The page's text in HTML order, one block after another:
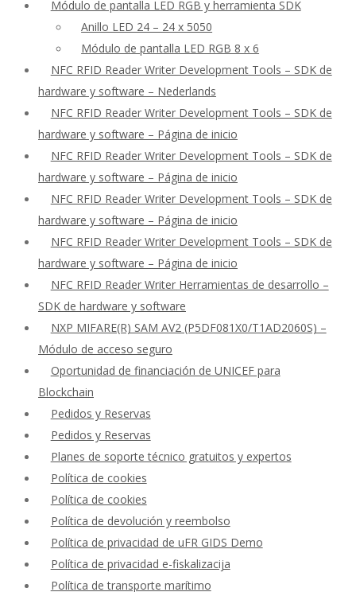
Módulo de pantalla LED RGB y herramienta SDK
Anillo LED 24 – 24 x 5050
Módulo de pantalla LED RGB 8 x 6
NFC RFID Reader Writer Development Tools – SDK de
hardware y software – Nederlands
NFC RFID Reader Writer Development Tools – SDK de
hardware y software – Página de inicio
NFC RFID Reader Writer Development Tools – SDK de
hardware y software – Página de inicio
NFC RFID Reader Writer Development Tools – SDK de
hardware y software – Página de inicio
NFC RFID Reader Writer Development Tools – SDK de
hardware y software – Página de inicio
NFC RFID Reader Writer Herramientas de desarrollo –
SDK de hardware y software
NXP MIFARE(R) SAM AV2 (P5DF081X0/T1AD2060S) –
Módulo de acceso seguro
Oportunidad de financiación de UNICEF para
Blockchain
Pedidos y Reservas
Pedidos y Reservas
Planes de soporte técnico gratuitos y expertos
Política de cookies
Política de cookies
Política de devolución y reembolso
Política de privacidad de uFR GIDS Demo
Política de privacidad e-fiskalizacija
Política de transporte marítimo